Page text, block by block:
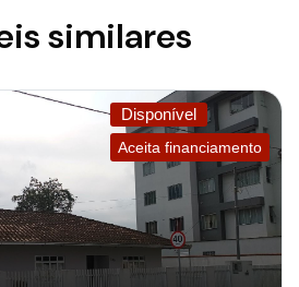
similares
Disponível
Aceita financiamento